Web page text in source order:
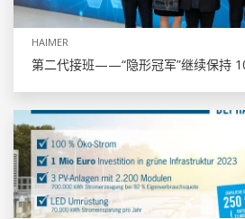
HAIMER
第二代接班——“隐形冠军”继续保持